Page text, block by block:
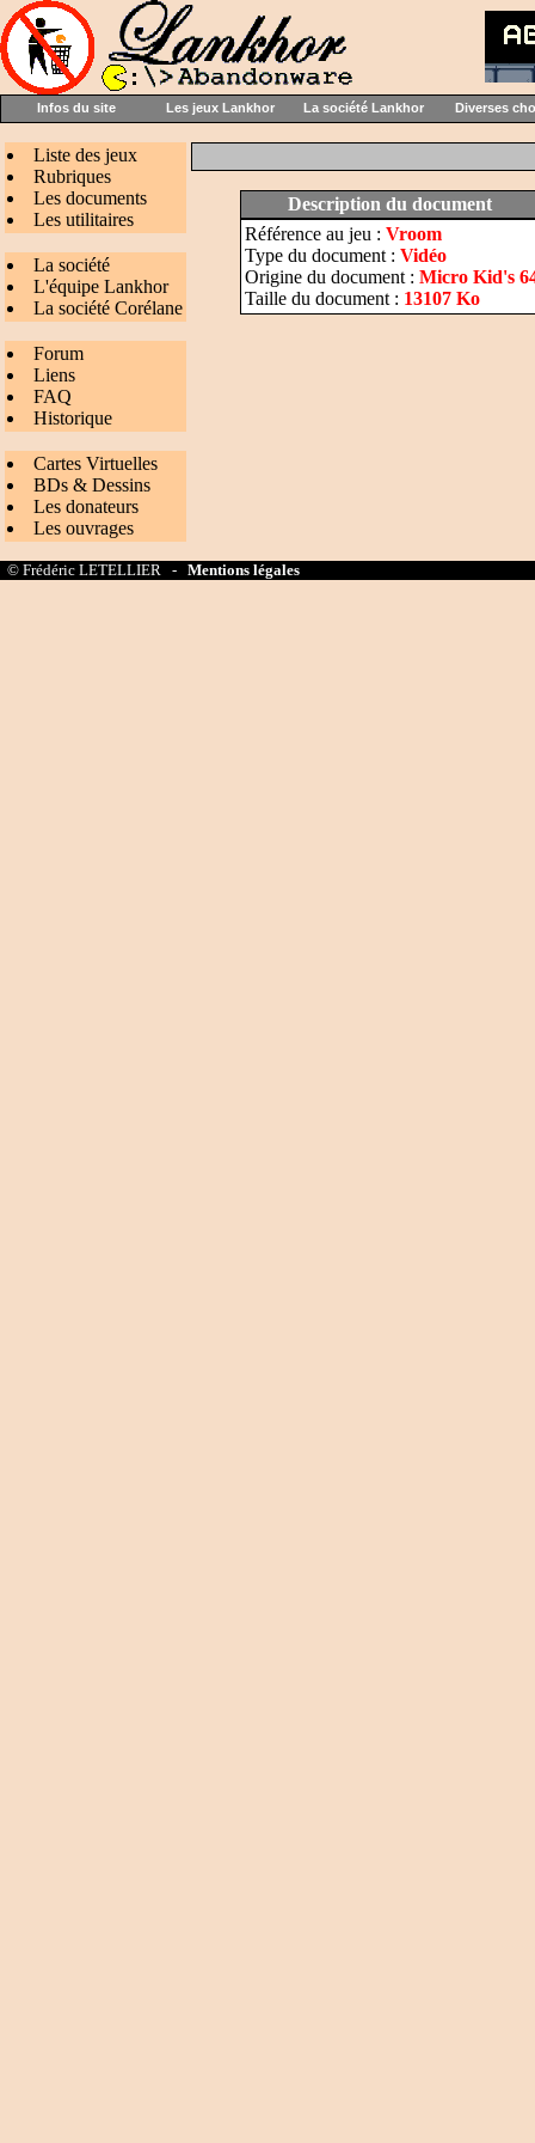
Infos du site Les jeux Lankhor La société Lankhor Diverses
Liste des jeux
Rubriques
Les documents
Les utilitaires
La société
L'équipe Lankhor
La société Corélane
Forum
Liens
FAQ
Historique
Cartes Virtuelles
BDs & Dessins
Les donateurs
Les ouvrages
Description du document
Référence au jeu : Vroom
Type du document : Vidéo
Origine du document : Micro Kid's
Taille du document : 13107 Ko
© Frédéric LETELLIER - Mentions légales